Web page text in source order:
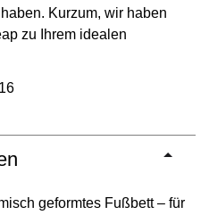
Kurzum, wir haben
zu Ihrem idealen
geformtes Fußbett – für